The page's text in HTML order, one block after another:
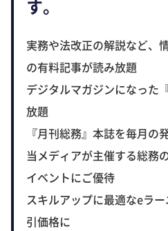
す。
実務や法改正の解説など、
の有料記事が読み放題
デジタルマガジンになった
放題
『月刊総務』本誌を毎月の
当メディアが主催する総務
イベントにご優待
スキルアップに最適なeラ
引価格に